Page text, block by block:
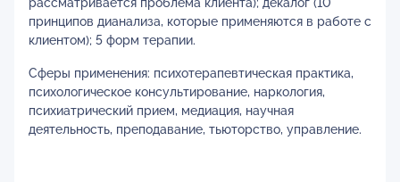
принципов дианализа, которые применяются в работе с
клиентом); 5 форм терапии.
Сферы применения: психотерапевтическая практика,
психологическое консультирование, наркология,
психиатрический прием, медиация, научная
деятельность, преподавание, тьюторство, управление.